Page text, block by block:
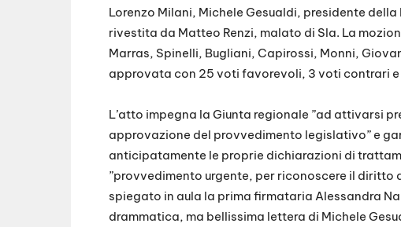
Lorenzo Milani, Michele Gesualdi, presidente
rivestita da Matteo Renzi, malato di Sla. La
Marras, Spinelli, Bugliani, Capirossi, Monni,
approvata con 25 voti favorevoli, 3 voti contrari e
L’atto impegna la Giunta regionale ”ad attivarsi
approvazione del provvedimento legislativo” e
anticipatamente le proprie dichiarazioni di
”provvedimento urgente, per riconoscere il diritto
spiegato in aula la prima firmataria Alessandra
drammatica, ma bellissima lettera di Michele